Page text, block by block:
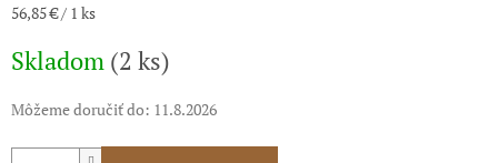
Jednotková
56,85 € / 1 ks
Skladom (2 ks)
Môžeme doručiť do: 11.8.2026